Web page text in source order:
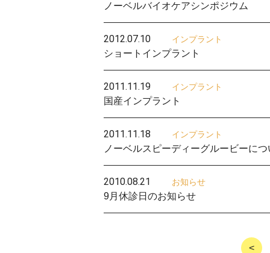
ノーベルバイオケアシンポジウム
2012.07.10 インプラント
ショートインプラント
2011.11.19 インプラント
国産インプラント
2011.11.18 インプラント
ノーベルスピーディーグルービーにつ
2010.08.21 お知らせ
9月休診日のお知らせ
<